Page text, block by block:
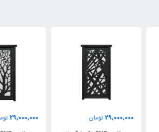
29,000,000 تومان
31,000,000